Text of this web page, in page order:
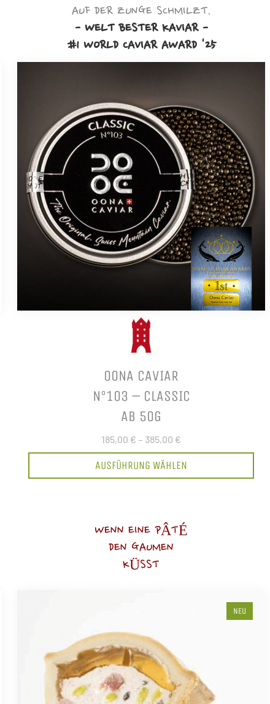
AUF DER ZUNGE SCHMILZT.
- WELT BESTER KAVIAR -
#1 WORLD CAVIAR AWARD '25
OONA CAVIAR
N°103 – CLASSIC
AB 50G
185,00 € – 385,00 €
AUSFÜHRUNG WÄHLEN
WENN EINE PÂTÉ
DEN GAUMEN
KÜSST
NEU